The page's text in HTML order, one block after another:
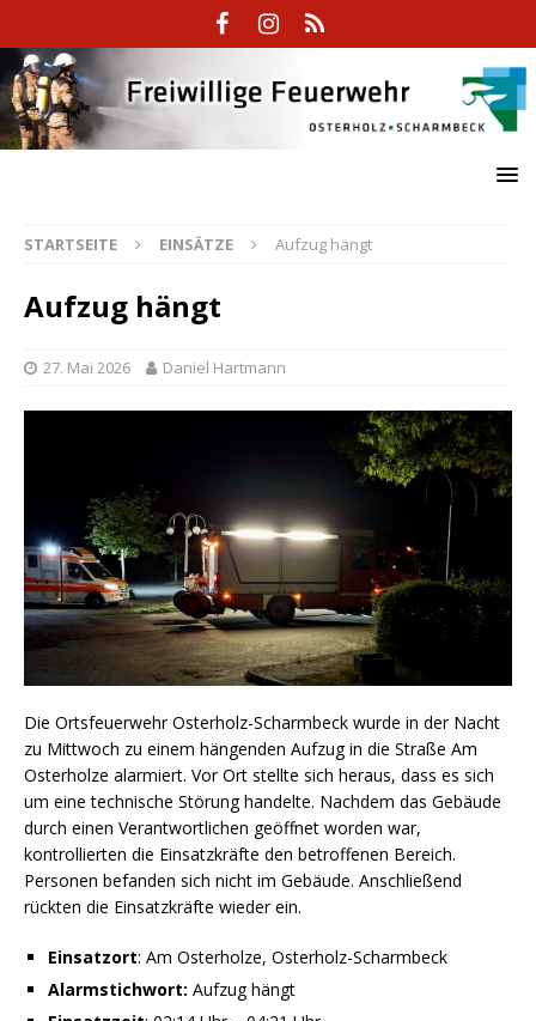
STARTSEITE EINSÄTZE Aufzug hängt
Aufzug hängt
27. Mai 2026 Daniel Hartmann
Die Ortsfeuerwehr Osterholz-Scharmbeck wurde in der Nacht
zu Mittwoch zu einem hängenden Aufzug in die Straße Am
Osterholze alarmiert. Vor Ort stellte sich heraus, dass es sich
um eine technische Störung handelte. Nachdem das Gebäude
durch einen Verantwortlichen geöffnet worden war,
kontrollierten die Einsatzkräfte den betroffenen Bereich.
Personen befanden sich nicht im Gebäude. Anschließend
rückten die Einsatzkräfte wieder ein.
Einsatzort: Am Osterholze, Osterholz-Scharmbeck
Alarmstichwort: Aufzug hängt